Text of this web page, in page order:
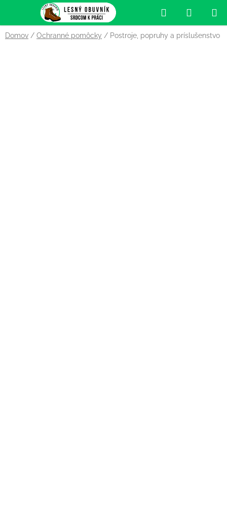
obsah
Hľadať
KOŠÍK
Domov / Ochranné pomôcky / Postroje, popruhy a príslušenstvo